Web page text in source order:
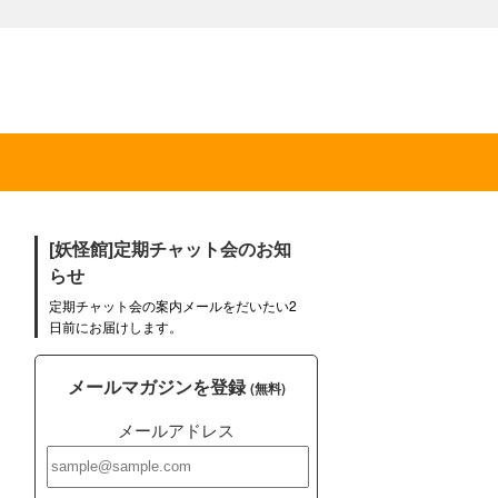
[妖怪館]定期チャット会のお知
らせ
定期チャット会の案内メールをだいたい2
日前にお届けします。
メールマガジンを登録(無料)
メールアドレス